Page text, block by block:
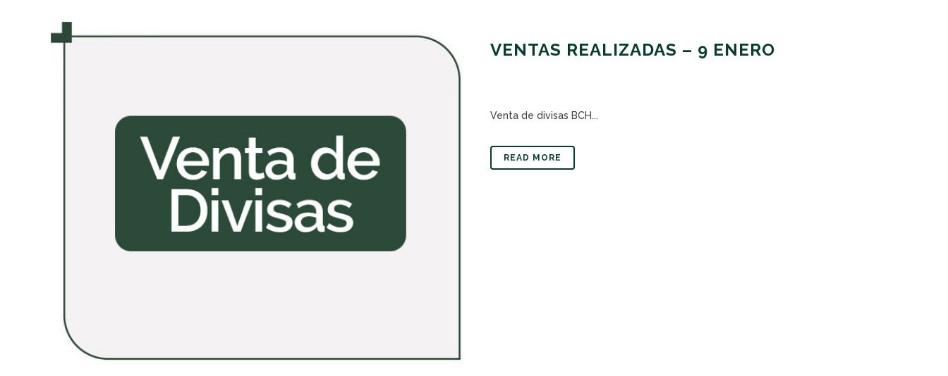
VENTAS REALIZADAS – 9 ENERO
Venta de divisas BCH...
READ MORE